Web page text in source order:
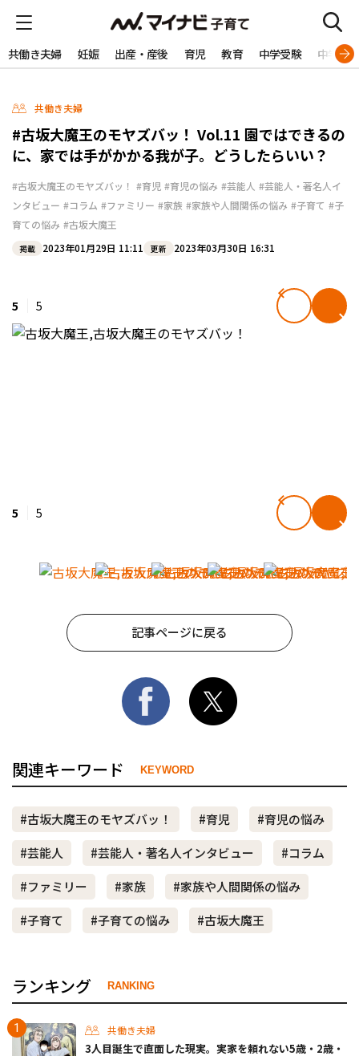
共働き夫婦 妊娠 出産・産後 育児 教育 中学受験 中学生
共働き夫婦
#古坂大魔王のモヤズバッ！ Vol.11 園ではできるの
に、家では手がかかる我が子。どうしたらいい？
#古坂大魔王のモヤズバッ！ #育児 #育児の悩み #芸能人 #芸能人・著名人イ
ンタビュー #コラム #ファミリー #家族 #家族や人間関係の悩み #子育て #子
育ての悩み #古坂大魔王
掲載 2023年01月29日 11:11 更新 2023年03月30日 16:31
5 5
5 5
記事ページに戻る
関連キーワード KEYWORD
#古坂大魔王のモヤズバッ！ #育児
#育児の悩み
#芸能人
#芸能人・著名人インタビュー
#コラム
#ファミリー
#家族
#家族や人間関係の悩み
#子育て
#子育ての悩み #古坂大魔王
ランキング RANKING
共働き夫婦
3人目誕生で直面した現実。実家を頼れない5歳・2歳・